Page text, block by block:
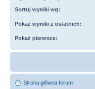
Sortuj wyniki wg:
Pokaż wyniki z ostatnich:
Pokaż pierwsze:
Strona główna forum